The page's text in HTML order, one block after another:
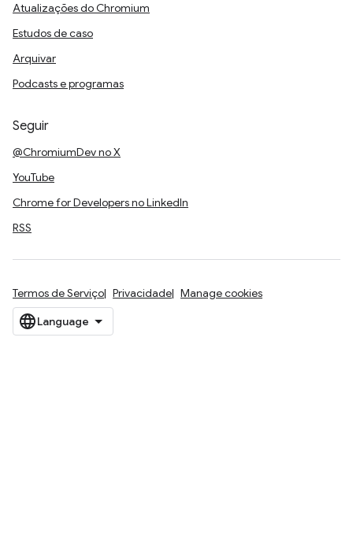
Atualizações do Chromium
Estudos de caso
Arquivar
Podcasts e programas
Seguir
@ChromiumDev no X
YouTube
Chrome for Developers no LinkedIn
RSS
Termos de Serviço Privacidade Manage cookies